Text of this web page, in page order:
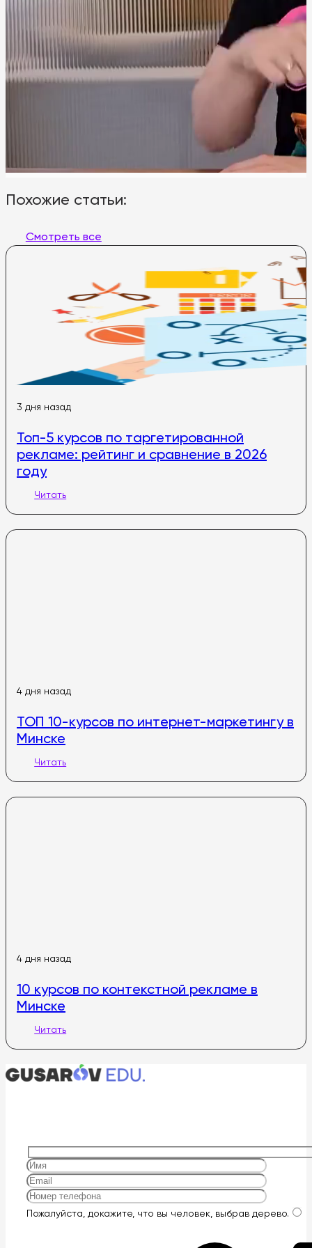
Похожие статьи:
Смотреть все
3 дня назад
Топ-5 курсов по таргетированной
рекламе: рейтинг и сравнение в 2026
году
Читать
4 дня назад
ТОП 10-курсов по интернет-маркетингу в
Минске
Читать
4 дня назад
10 курсов по контекстной рекламе в
Минске
Читать
Оставьте
Пожалуйста, докажите, что вы человек, выбрав дерево.